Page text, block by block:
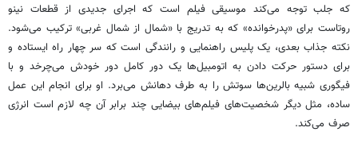
که جلب توجه می‌کند موسیقی فیلم است که اجرای جدیدی از قطعات نینو
روتاست برای «پدرخوانده» که به تدریج با «شمال از شمال غربی» ترکیب می‌شود.
نکته جذاب بعدی، یک پلیس راهنمایی و رانندگی است که سر چهار راه ایستاده و
برای دستور حرکت دادن به اتومبیل‌ها یک دور کامل دور خودش می‌چرخد و با
فیگوری شبیه بالرین‌ها سوتش را به طرف دهانش می‌برد. او برای انجام این عمل
ساده، مثل دیگر شخصیت‌های فیلم‌های بیضایی چند برابر آن چه لازم است انرژی
صرف می‌کند.